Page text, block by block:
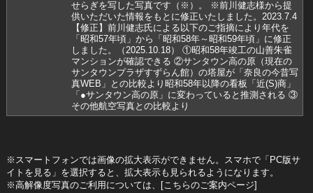
せらぎを写した写真です（※）。 ※前川健志様から提
供いただいた情報をもとに修正いたしました。2023.7.4
【修正】前川健志氏による以下のご指摘により年代を
「昭和57年頃」から「昭和58年～昭和59年頃」に修正
しました。（2025.10.18） ①昭和58年竣工の山善朱雀
マンションが確認できる ②サンタウン高の原（現在の
サンタウンプラザすずらん館）の塔屋が「奈良の今昔写
真WEB」との比較より昭和58年以降の看板「近(S)商」
「●サンタウン高の原」に変わっていると推測される ③
その他航空写真との比較より
※スマートフォンでは画像の拡大表示ができません。スマホで「PC版サ
イトを見る」を選択すると、拡大表示も見られるようになります。
※高解像度写真のご利用については、[こちらのご案内ページ]